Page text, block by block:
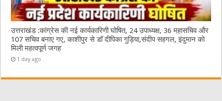
उत्तराखंड :कांग्रेस की नई कार्यकारिणी घोषित, 24 उपाध्यक्ष, 36 महासचिव और
107 सचिव बनाए गए, काशीपुर से डॉ दीपिका गुड़िया,संदीप सहगल, इंदुमान को
मिली महत्वपूर्ण जगह
1 day ago